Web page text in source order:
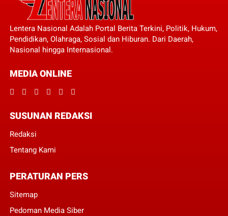
Lentera Nasional Adalah Portal Berita Terkini, Politik, Hukum,
Pendidikan, Olahraga, Sosial dan Hiburan. Dari Daerah,
Nasional hingga Internasional.
MEDIA ONLINE
SUSUNAN REDAKSI
Redaksi
Tentang Kami
PERATURAN PERS
Sitemap
Pedoman Media Siber